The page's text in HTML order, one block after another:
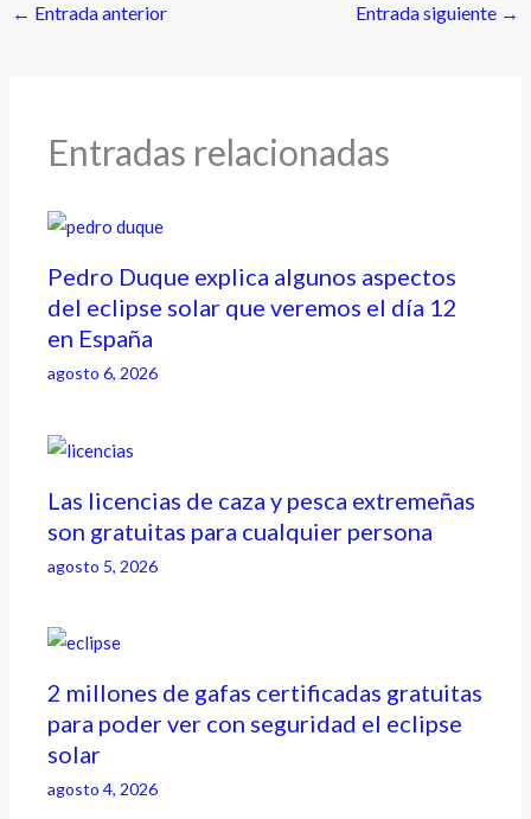
← Entrada anterior Entrada siguiente →
Entradas relacionadas
Pedro Duque explica algunos aspectos
del eclipse solar que veremos el día 12
en España
agosto 6, 2026
Las licencias de caza y pesca extremeñas
son gratuitas para cualquier persona
agosto 5, 2026
2 millones de gafas certificadas gratuitas
para poder ver con seguridad el eclipse
solar
agosto 4, 2026